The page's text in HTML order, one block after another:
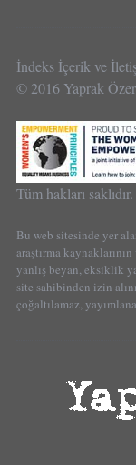
İndeks İçerik ve
© 2016 Yaprak
Tüm hakları saklıdır.
Bu web sitesinde yer
araştırma
yanlış beyan, eksiklik
site sahibinden izin
çoğaltılamaz,